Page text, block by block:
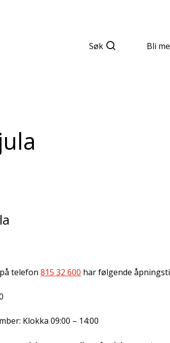
Søk Bli
telefon 815 32 600 har følgende
Klokka 09:00 – 14:00